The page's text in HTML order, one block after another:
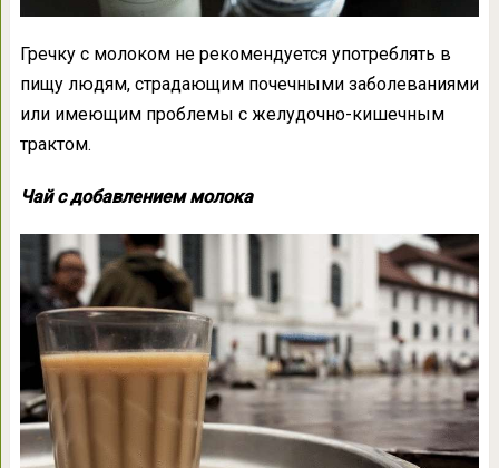
Гречку с молоком не рекомендуется употреблять в
пищу людям, страдающим почечными заболеваниями
или имеющим проблемы с желудочно-кишечным
трактом.
Чай с добавлением молока